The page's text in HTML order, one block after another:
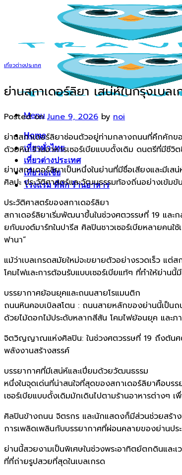
Menu
Home
เที่ยวทั่วไทย
เที่ยวต่างประเทศ
เที่ยวเอเชีย
โรงแรม ที่พัก ร้านอาหาร
เที่ยวต่างประเทศ
ย่านสกาเดอร์ลิยา เสน่ห์ในกรุงเบ
Posted onJune 9, 2026 by noi
ย่านสกาเดอร์ลิยาซ่อนตัวอยู่ท่ามกลางถนนที่คึกคักขอ
ด้วยหิน ร้านอาหารเซอร์เบียแบบดั้งเดิม ดนตรีที่มีชี
ย่านสกาเดอร์ลิยาเป็นหนึ่งในย่านที่มีชื่อเสียงและมีเส
ศิลปะ ประวัติศาสตร์และวัฒนธรรมท้องถิ่นอย่างเข้ม
ประวัติศาสตร์ของสกาเดอร์ลิยา
สกาเดอร์ลิยาเริ่มพัฒนาขึ้นในช่วงศตวรรษที่ 19 และ
ยกับมงต์มาร์ทในปารีส ศิลปินชาวเซอร์เบียหลายคน
ฟานา”
แม้ว่าเบลเกรดสมัยใหม่จะขยายตัวอย่างรวดเร็ว แ
โคมไฟและการต้อนรับแบบเซอร์เบียแท้ๆ ที่ทำให้ย่าน
บรรยากาศย้อนยุคและถนนสายโรแมนติก
ถนนหินคอบเบิลสโตน : ถนนสายหลักของย่านนี้เป็นถ
ด้วยไม้ดอกไม้ประดับหลากสีสัน โคมไฟย้อนยุค และ
จิตวิญญาณแห่งศิลปิน: ในช่วงศตวรรษที่ 19 ถึงต้นศต
พลังงานสร้างสรรค์
บรรยากาศที่มีเสน่ห์และเปี่ยมด้วยวัฒนธรรม
หนึ่งในจุดเด่นที่น่าสนใจที่สุดของสกาเดอร์ลิยาคือบ
เซอร์เบียแบบดั้งเดิมมักเดินไปตามร้านอาหารต่างๆ
ศิลปินข้างถนน จิตรกร และนักแสดงก็มีส่วนช่วยสร้า
การเพลิดเพลินกับบรรยากาศที่ผ่อนคลายของย่านปร
ย่านนี้สวยงามเป็นพิเศษในช่วงพระอาทิตย์ตกดินและ
ที่ที่ถ่ายรูปสวยที่สุดในเบลเกรด